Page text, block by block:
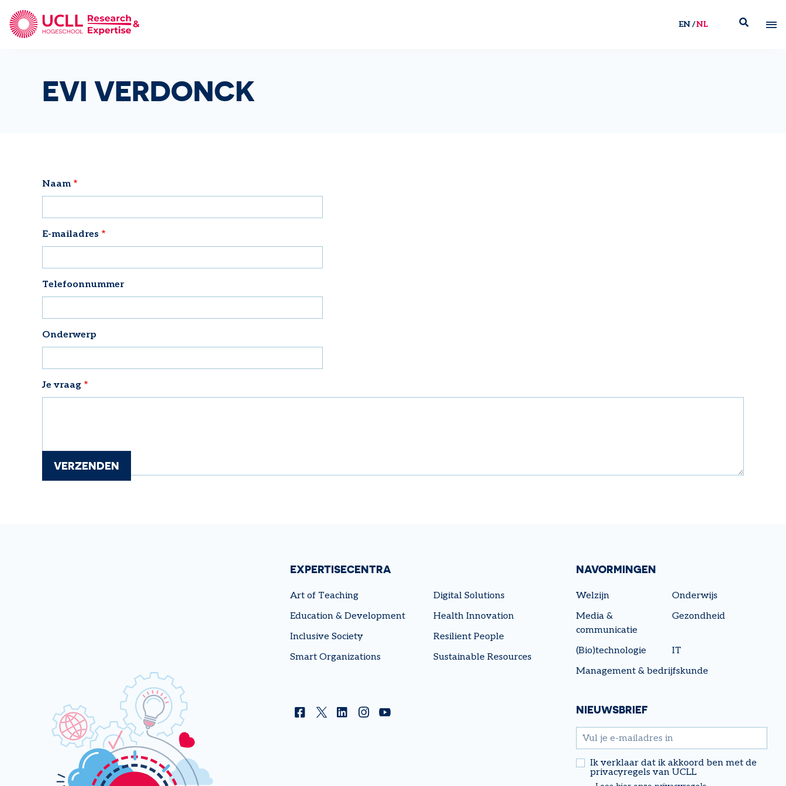
EN NL
EVI VERDONCK
Naam
E-mailadres
Telefoonnummer
Onderwerp
Je vraag
EXPERTISECENTRA
Art of Teaching
Digital Solutions
Education & Development
Health Innovation
Inclusive Society
Resilient People
Smart Organizations
Sustainable Resources
NAVORMINGEN
Welzijn
Onderwijs
Media &
communicatie
Gezondheid
(Bio)technologie
IT
Management & bedrijfskunde
NIEUWSBRIEF
email
Ik verklaar dat ik akkoord ben met de
privacyregels van UCLL